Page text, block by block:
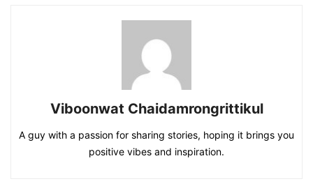
Viboonwat Chaidamrongrittikul
A guy with a passion for sharing stories, hoping it brings you
positive vibes and inspiration.